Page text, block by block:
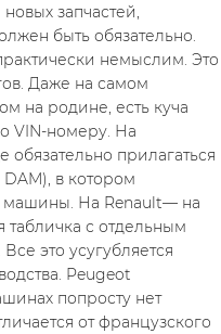
запчастей,
быть обязательно.
немыслим. Это
Даже на самом
на родине, есть куча
VIN-номеру. На
прилагаться
в котором
машины. На Renault— на
табличка с отдельным
это усугубляется
Peugeot
попросту нет
от французского